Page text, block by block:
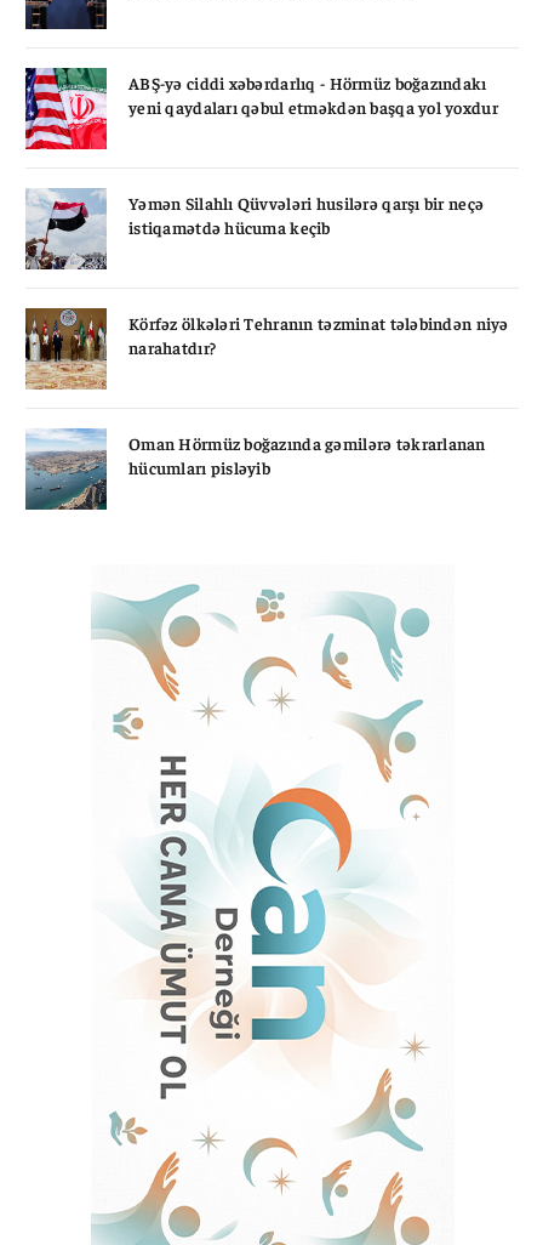
ABŞ-yə ciddi xəbərdarlıq - Hörmüz boğazındakı
yeni qaydaları qəbul etməkdən başqa yol yoxdur
Yəmən Silahlı Qüvvələri husilərə qarşı bir neçə
istiqamətdə hücuma keçib
Körfəz ölkələri Tehranın təzminat tələbindən niyə
narahatdır?
Oman Hörmüz boğazında gəmilərə təkrarlanan
hücumları pisləyib